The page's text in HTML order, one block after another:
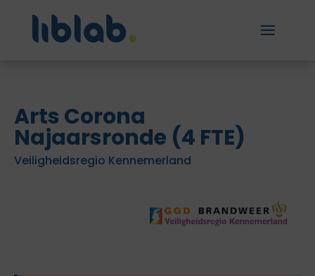
Arts Corona
Najaarsronde (4 FTE)
Veiligheidsregio Kennemerland